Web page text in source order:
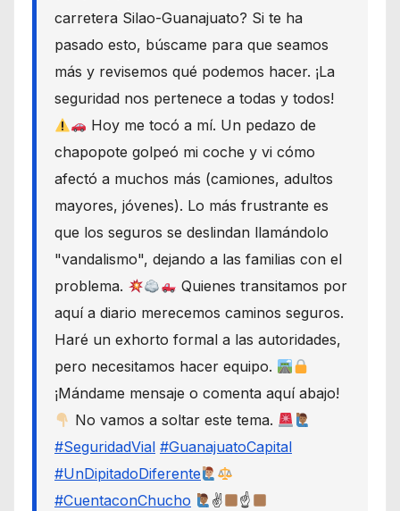
carretera Silao-Guanajuato? Si te ha
pasado esto, búscame para que seamos
más y revisemos qué podemos hacer. ¡La
seguridad nos pertenece a todas y todos!
Hoy me tocó a mí. Un pedazo de
chapopote golpeó mi coche y vi cómo
afectó a muchos más (camiones, adultos
mayores, jóvenes). Lo más frustrante es
que los seguros se deslindan llamándolo
"vandalismo", dejando a las familias con el
problema.
Quienes transitamos por
aquí a diario merecemos caminos seguros.
Haré un exhorto formal a las autoridades,
pero necesitamos hacer equipo.
¡Mándame mensaje o comenta aquí abajo!
No vamos a soltar este tema.
#SeguridadVial #GuanajuatoCapital
#UnDipitadoDiferente
#CuentaconChucho
✌ ☝